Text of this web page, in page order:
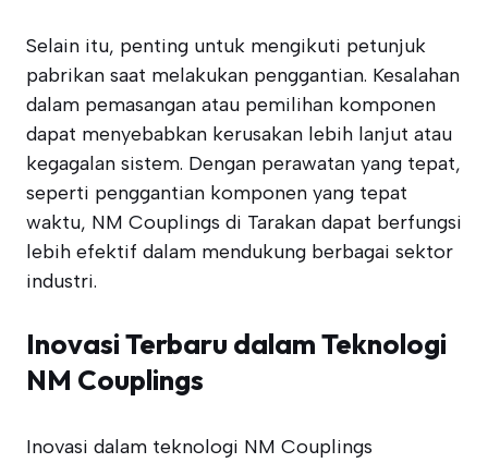
Selain itu, penting untuk mengikuti petunjuk
pabrikan saat melakukan penggantian. Kesalahan
dalam pemasangan atau pemilihan komponen
dapat menyebabkan kerusakan lebih lanjut atau
kegagalan sistem. Dengan perawatan yang tepat,
seperti penggantian komponen yang tepat
waktu, NM Couplings di Tarakan dapat berfungsi
lebih efektif dalam mendukung berbagai sektor
industri.
Inovasi Terbaru dalam Teknologi
NM Couplings
Inovasi dalam teknologi NM Couplings